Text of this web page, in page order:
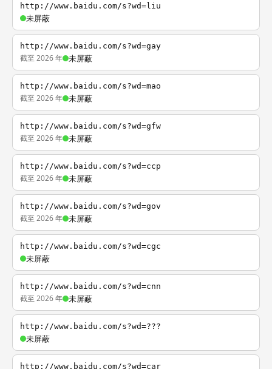
http://www.baidu.com/s?wd=liu
未屏蔽
http://www.baidu.com/s?wd=gay
截至 2026 年 未屏蔽
http://www.baidu.com/s?wd=mao
截至 2026 年 未屏蔽
http://www.baidu.com/s?wd=gfw
截至 2026 年 未屏蔽
http://www.baidu.com/s?wd=ccp
截至 2026 年 未屏蔽
http://www.baidu.com/s?wd=gov
截至 2026 年 未屏蔽
http://www.baidu.com/s?wd=cgc
未屏蔽
http://www.baidu.com/s?wd=cnn
截至 2026 年 未屏蔽
http://www.baidu.com/s?wd=???
未屏蔽
http://www.baidu.com/s?wd=car